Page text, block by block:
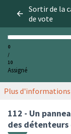
Sortir de la
de vote
0
/
10
Assigné
Plus
112 - Un
des détenteurs